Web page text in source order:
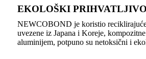
EKOLOŠKI PRIHVATLJIVO
NEWCOBOND je koristio
uvezene iz Japana i Koreje,
aluminijem, potpuno su netoksični i